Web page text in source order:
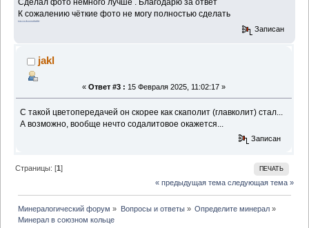
Сделал фото немного лучше . Благодарю за ответ
К сожалению чёткие фото не могу полностью сделать
Записан
jakl
« Ответ #3 : 15 Февраля 2025, 11:02:17 »
С такой цветопередачей он скорее как скаполит (главколит) стал...
А возможно, вообще нечто содалитовое окажется...
Записан
ПЕЧАТЬ
Страницы: [1]
« предыдущая тема следующая тема »
Минералогический форум » Вопросы и ответы» Определите минерал»
Минерал в союзном кольце